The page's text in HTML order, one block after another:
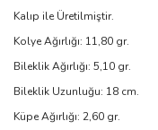
Kalıp ile Üretilmiştir.
Kolye Ağırlığı: 11,80 gr.
Bileklik Ağırlığı: 5,10 gr.
Bileklik Uzunluğu: 18 cm.
Küpe Ağırlığı: 2,60 gr.